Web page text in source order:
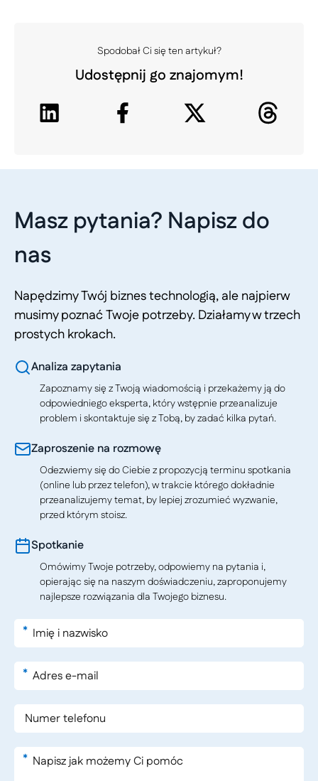
Spodobał Ci się ten artykuł?
Udostępnij go znajomym!
Masz pytania? Napisz do
nas
Napędzimy Twój biznes technologią, ale najpierw
musimy poznać Twoje potrzeby. Działamy w trzech
prostych krokach.
Analiza zapytania
Zapoznamy się z Twoją wiadomością i przekażemy ją do
odpowiedniego eksperta, który wstępnie przeanalizuje
problem i skontaktuje się z Tobą, by zadać kilka pytań.
Zaproszenie na rozmowę
Odezwiemy się do Ciebie z propozycją terminu spotkania
(online lub przez telefon), w trakcie którego dokładnie
przeanalizujemy temat, by lepiej zrozumieć wyzwanie,
przed którym stoisz.
Spotkanie
Omówimy Twoje potrzeby, odpowiemy na pytania i,
opierając się na naszym doświadczeniu, zaproponujemy
najlepsze rozwiązania dla Twojego biznesu.
*
*
*